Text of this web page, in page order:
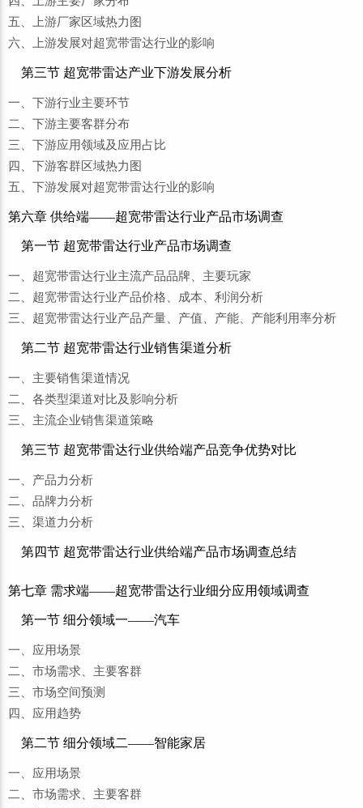
五、上游厂家区域热力图
六、上游发展对超宽带雷达行业的影响
第三节 超宽带雷达产业下游发展分析
一、下游行业主要环节
二、下游主要客群分布
三、下游应用领域及应用占比
四、下游客群区域热力图
五、下游发展对超宽带雷达行业的影响
第六章 供给端——超宽带雷达行业产品市场调查
第一节 超宽带雷达行业产品市场调查
一、超宽带雷达行业主流产品品牌、主要玩家
二、超宽带雷达行业产品价格、成本、利润分析
三、超宽带雷达行业产品产量、产值、产能、产能利用率分析
第二节 超宽带雷达行业销售渠道分析
一、主要销售渠道情况
二、各类型渠道对比及影响分析
三、主流企业销售渠道策略
第三节 超宽带雷达行业供给端产品竞争优势对比
一、产品力分析
二、品牌力分析
三、渠道力分析
第四节 超宽带雷达行业供给端产品市场调查总结
第七章 需求端——超宽带雷达行业细分应用领域调查
第一节 细分领域一——汽车
一、应用场景
二、市场需求、主要客群
三、市场空间预测
四、应用趋势
第二节 细分领域二——智能家居
一、应用场景
二、市场需求、主要客群